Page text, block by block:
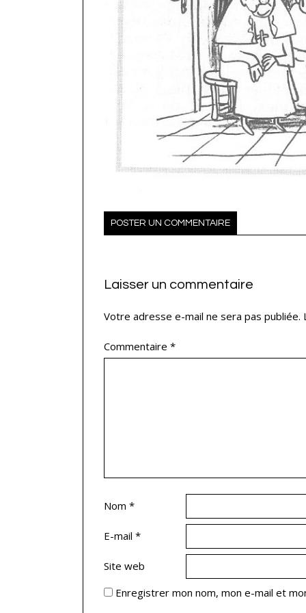
POSTER UN COMMENTAIRE
Laisser un commentaire
Votre adresse e-mail ne sera pas publiée.
Commentaire *
Nom *
E-mail *
Site web
Enregistrer mon nom, mon e-mail et